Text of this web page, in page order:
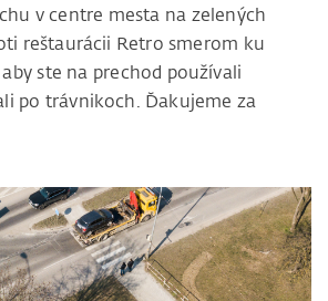
v centre mesta na zelených
reštaurácii Retro smerom ku
ste na prechod používali
po trávnikoch. Ďakujeme za